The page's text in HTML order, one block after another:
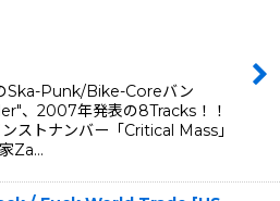
Ska-Punk/Bike-Coreバン
、2007年発表の8Tracks！！
ストナンバー「Critical Mass」
Za…